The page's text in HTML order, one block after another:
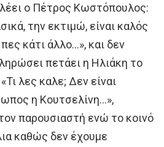
ο Πέτρος Κωστόπουλος:
την εκτιμώ, είναι καλός
κάτι άλλο…», και δεν
πετάει η Ηλιάκη το
λες καλε; Δεν είναι
η Κουτσελίνη…»,
παρουσιαστή ενώ το κοινό
καθώς δεν έχουμε